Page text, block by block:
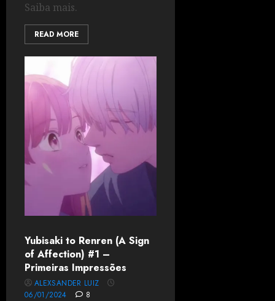
Saiba mais.
READ MORE
Yubisaki to Renren (A Sign
of Affection) #1 –
Primeiras Impressões
ALEXSANDER LUIZ
06/01/2024
8